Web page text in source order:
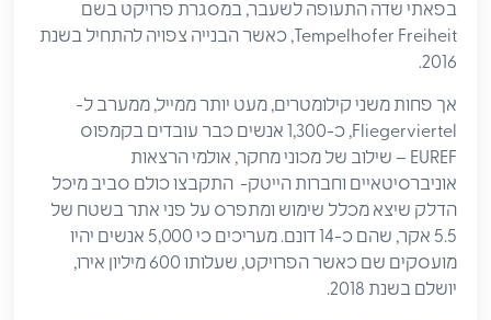
בפאתי שדה התעופה לשעבר, במסגרת פרויקט בשם
Tempelhofer Freiheit, כאשר הבנייה צפויה להתחיל בשנת
2016.
אך פחות משני קילומטרים, מעט יותר ממייל, ממערב ל-
Fliegerviertel, כ-1,300 אנשים כבר עובדים בקמפוס
EUREF – שילוב של מכוני מחקר, אולמי הרצאות
אוניברסיטאיים וחברות הייטק- התקבצו כולם סביב מיכל
הדלק שיצא מכלל שימוש ומתפרס על פני אתר בשטח של
5.5 אקר, שהם כ-14 דונם. מעריכים כי 5,000 אנשים יהיו
מועסקים שם כאשר הפרויקט, שעלותו 600 מיליון אירו,
יושלם בשנת 2018.